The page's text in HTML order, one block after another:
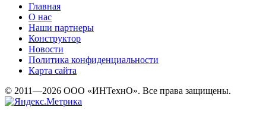
Главная
О нас
Наши партнеры
Конструктор
Новости
Политика конфиденциальности
Карта сайта
© 2011—2026 ООО «ИНТехнО». Все права защищены.